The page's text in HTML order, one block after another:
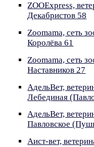
ZOOExpress,
Декабристов 58
Zoomama, сеть
Королёва 61
Zoomama, сеть
Наставников 27
АдельВет,
Лебединая
АдельВет,
Павловское
Аист-вет,